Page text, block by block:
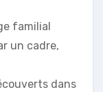
familial
un cadre,
dans